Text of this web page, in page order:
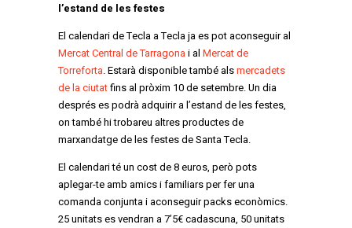
l’estand de les festes
El calendari de Tecla a Tecla ja es pot aconseguir al
Mercat Central de Tarragonai al Mercat de
Torreforta. Estarà disponible també alsmercadets
de la ciutatfins al pròxim 10 de setembre. Un dia
després es podrà adquirir a l’estand de les festes,
on també hi trobareu altres productes de
marxandatge de les festes de Santa Tecla.
El calendari té un cost de 8 euros, però pots
aplegar-te amb amics i familiars per fer una
comanda conjunta i aconseguir packs econòmics.
25 unitats es vendran a 7’5€ cadascuna, 50 unitats